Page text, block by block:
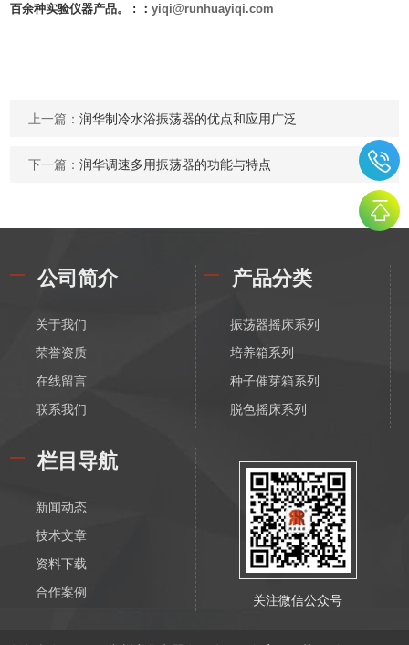
百余种实验仪器产品。
: ：yiqi@runhuayiqi.com
上一篇：润华制冷水浴振荡器的优点和应用广泛
下一篇：润华调速多用振荡器的功能与特点
公司简介
关于我们
荣誉资质
在线留言
联系我们
产品分类
振荡器摇床系列
培养箱系列
种子催芽箱系列
脱色摇床系列
恒温磁力搅拌器系列
电动搅拌器系列
离心机系列
水浴锅系列
油浴锅系列
恒温水箱系列
栏目导航
新闻动态
技术文章
资料下载
合作案例
关注微信公众号